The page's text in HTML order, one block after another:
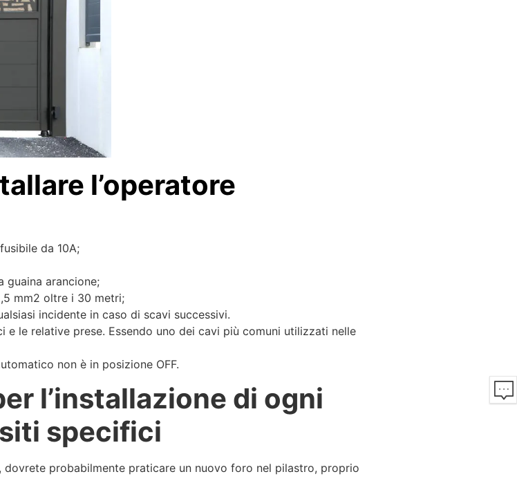
l’operatore
da 10A;
guaina arancione;
mm2 oltre i 30 metri;
incidente in caso di scavi successivi.
le relative prese. Essendo uno dei cavi più comuni utilizzati nelle
non è in posizione OFF.
l’installazione di ogni
specifici
probabilmente praticare un nuovo foro nel pilastro, proprio